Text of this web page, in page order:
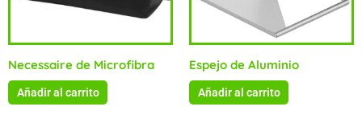
Necessaire de Microfibra
Añadir al carrito
Espejo de Aluminio
Añadir al carrito